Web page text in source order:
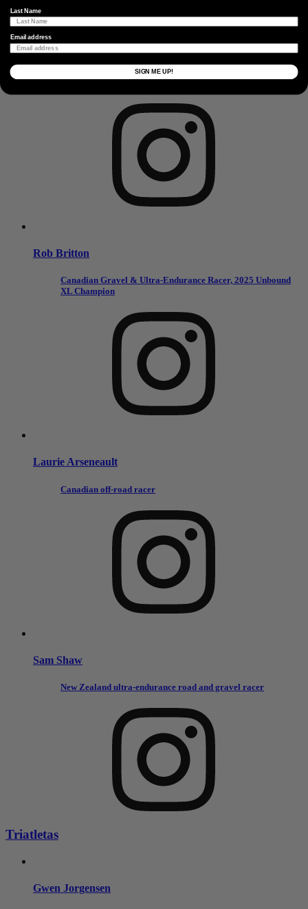
Andrew L'Esperance
Canadian off-road racer, Life Time Grand Prix Athlete
Rob Britton
Canadian Gravel & Ultra-Endurance Racer, 2025 Unbound
XL Champion
Laurie Arseneault
Canadian off-road racer
Sam Shaw
New Zealand ultra-endurance road and gravel racer
Triatletas
Gwen Jorgensen
Last Name
Email address
SIGN ME UP!